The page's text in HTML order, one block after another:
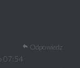
07:54
Odpowiedz